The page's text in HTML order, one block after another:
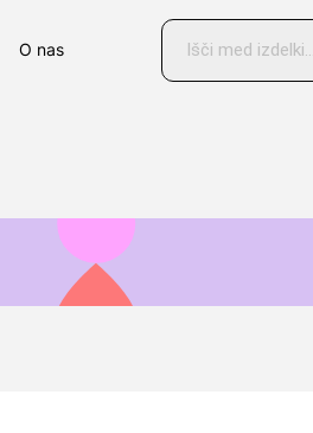
O nas
Products
search